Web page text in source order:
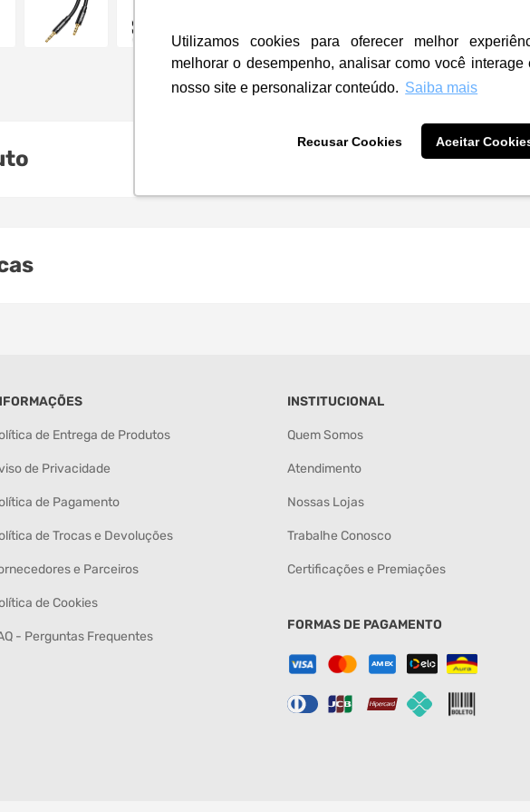
Utilizamos cookies para oferecer melhor
melhorar o desempenho, analisar como você interage
nosso site e personalizar conteúdo. Saiba mais
Recusar Cookies Aceitar
de Entrega de Produtos
de Privacidade
de Pagamento
de Trocas e Devoluções
e Parceiros
de Cookies
- Perguntas Frequentes
INSTITUCIONAL
Quem Somos
Atendimento
Nossas Lojas
Trabalhe Conosco
Certificações e Premiações
FORMAS DE PAGAMENTO